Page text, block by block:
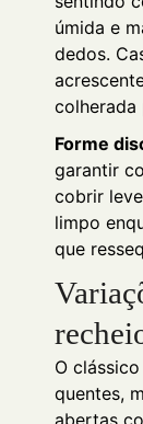
úmida e
dedos.
colherada
Forme
garantir
cobrir
limpo
que
O
quentes,
abertas